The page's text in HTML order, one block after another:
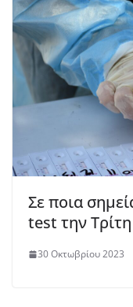
Σε ποια
test την
30 Οκτωβρίου 2023